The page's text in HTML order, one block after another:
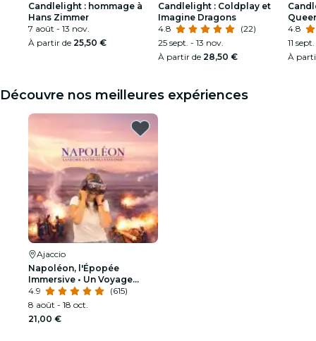
Candlelight : hommage à
Hans Zimmer
7 août - 13 nov.
À partir de 25,50 €
Candlelight : Coldplay et
Imagine Dragons
4.8
(22)
25 sept. - 13 nov.
À partir de 28,50 €
4.8
11
À
Découvre nos meilleures expériences
Ajaccio
Napoléon, l'Épopée
Immersive • Un Voyage
immersif en réalité virtuelle
à Ajaccio
4.9
(615)
8 août - 18 oct.
21,00 €